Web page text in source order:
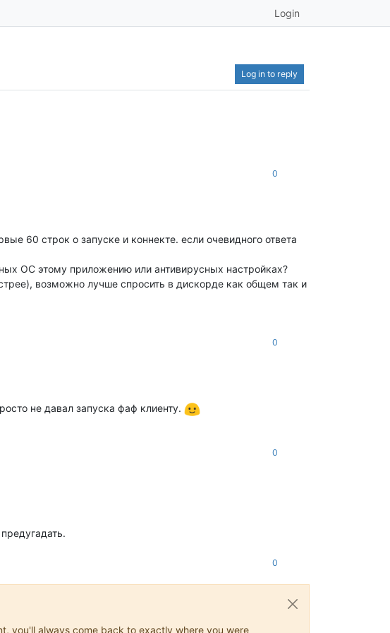
Login
Log in to reply
0
60 строк о запуске и коннекте. если очевидного ответа
ОС этому приложению или антивирусных настройках?
возможно лучше спросить в дискорде как общем так и
0
не давал запуска фаф клиенту.
0
0
you'll always come back to exactly where you were